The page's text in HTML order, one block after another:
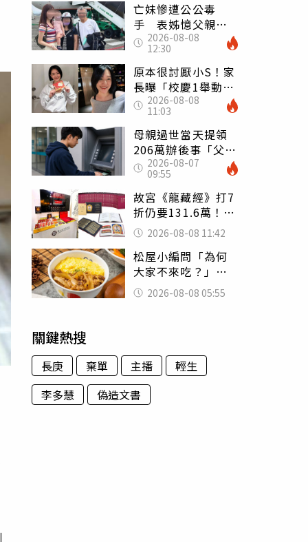
亡妹慘遭公公毒
手 表姊憶父親節
前夕：小舅舅仍到
殯儀館陪她說話
2026-08-08
12:30
原本很討厭小S！家
長曝「校慶1舉動」
讓她徹底改觀 網
友洗版認證
2026-08-08
11:03
母親過世當天提領
206萬辦後事「父子
遭判刑」 律師：
搶錢先下手是罪
2026-08-07
09:55
故宮《龍藏經》打7
折仍要131.6萬！
店員曝：有人原價
188萬付現購買
2026-08-08 11:42
松屋小編問「為何
大家不來吃？」
一票人點出3大問
題：滿手好牌打到
2026-08-08 05:55
關鍵熱搜
長庚 棄單 主播
輕生
李多慧
偽造文書